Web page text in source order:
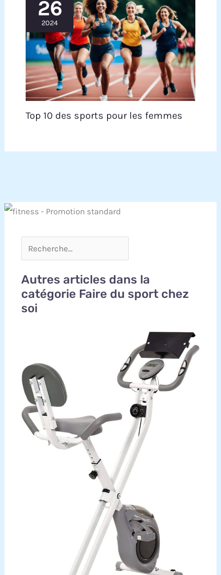
rapide et simple.
【Siège respirant et
confortable】Le siège en nid d’abeille
ergonomique améliore la ventilation et
l’évacuation de la chaleur. Plus d’inconfort ou
d’humidité lors d’utilisations prolongées avec ce
velo d 'appartement, pour des années
d’entraînement confortables.
26
2024
Top 10 des sports pour les femmes
Autres articles dans la
catégorie Faire du sport chez
soi